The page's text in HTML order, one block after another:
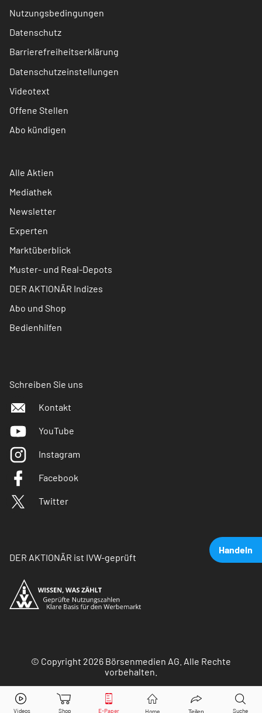
Handeln
Rheinmetall Aktie jetzt handeln?
Nutzungsbedingungen
Datenschutz
Barrierefreiheitserklärung
Datenschutzeinstellungen
Videotext
Offene Stellen
Abo kündigen
Alle Aktien
Mediathek
Newsletter
Experten
Marktüberblick
Muster- und Real-Depots
DER AKTIONÄR Indizes
Abo und Shop
Bedienhilfen
Schreiben Sie uns
Kontakt
YouTube
Instagram
Facebook
Twitter
DER AKTIONÄR ist IVW-geprüft
© Copyright 2026 Börsenmedien AG. Alle Rechte
vorbehalten.